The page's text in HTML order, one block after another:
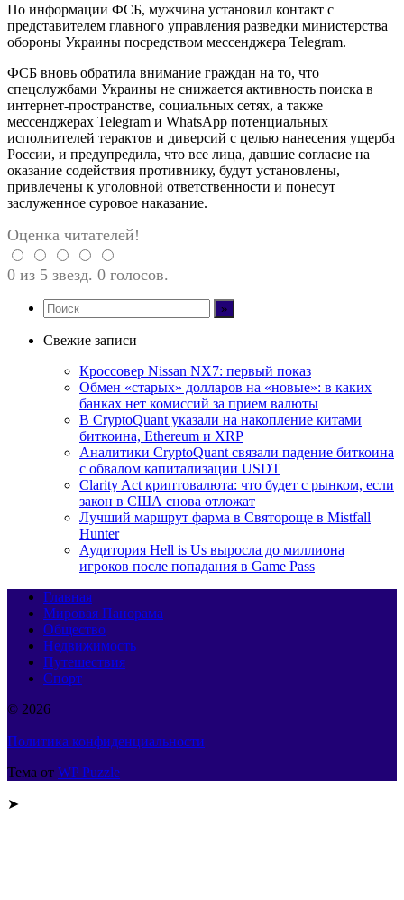
По информации ФСБ, мужчина установил контакт с
представителем главного управления разведки министерства
обороны Украины посредством мессенджера Telegram.
ФСБ вновь обратила внимание граждан на то, что
спецслужбами Украины не снижается активность поиска в
интернет-пространстве, социальных сетях, а также
мессенджерах Telegram и WhatsApp потенциальных
исполнителей терактов и диверсий с целью нанесения ущерба
России, и предупредила, что все лица, давшие согласие на
оказание содействия противнику, будут установлены,
привлечены к уголовной ответственности и понесут
заслуженное суровое наказание.
Оценка читателей!
0 из 5 звезд. 0 голосов.
Свежие записи
Кроссовер Nissan NX7: первый показ
Обмен «старых» долларов на «новые»: в каких
банках нет комиссий за прием валюты
В CryptoQuant указали на накопление китами
биткоина, Ethereum и XRP
Аналитики CryptoQuant связали падение биткоина
с обвалом капитализации USDT
Clarity Act криптовалюта: что будет с рынком, если
закон в США снова отложат
Лучший маршрут фарма в Святороще в Mistfall
Hunter
Аудитория Hell is Us выросла до миллиона
игроков после попадания в Game Pass
Главная
Мировая Панорама
Общество
Недвижимость
Путешествия
Спорт
© 2026
Политика конфиденциальности
Тема от WP Puzzle
➤